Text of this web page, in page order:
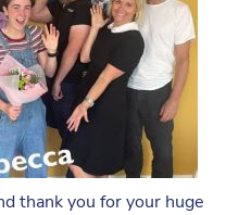
thank you for your huge